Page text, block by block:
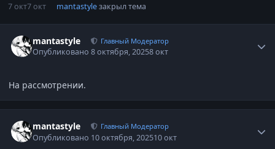
7 окт7 окт mantastyleзакрыл тема
mantastyle Главный Модератор
Опубликовано8 октября, 20258 окт
На рассмотрении.
mantastyle Главный Модератор
Опубликовано 10 октября, 202510 окт